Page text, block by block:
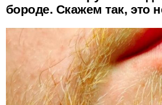
бороде. Скажем так, это